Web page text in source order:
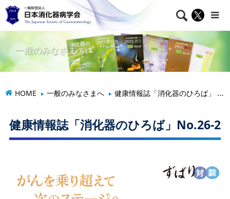

一般のみなさまへ
HOME 一般のみなさまへ 健康情報誌「消化器のひろば」
健康情報誌「消化器のひろば」No.26-2